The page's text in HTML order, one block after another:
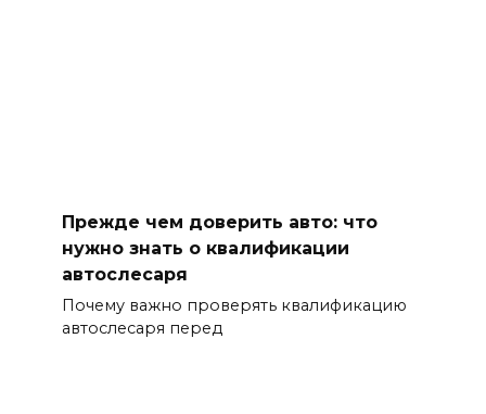
Прежде чем доверить авто: что
нужно знать о квалификации
автослесаря
Почему важно проверять квалификацию
автослесаря перед